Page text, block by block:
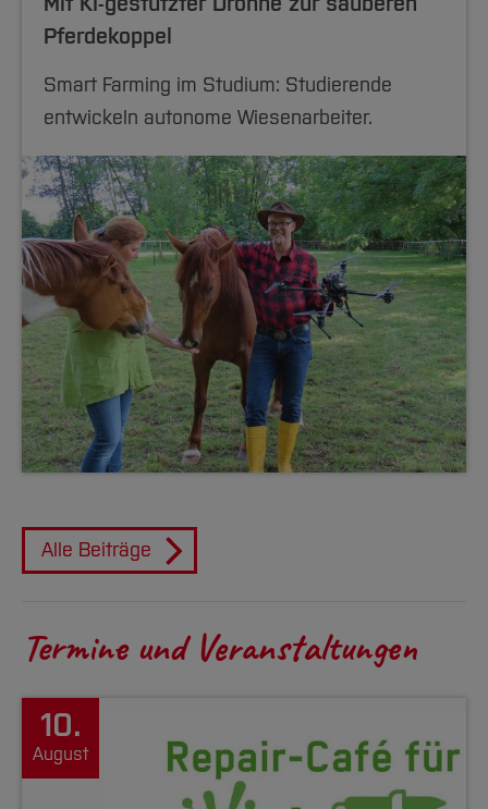
Pferdekoppel
Smart Farming im Studium: Studierende
entwickeln autonome Wiesenarbeiter.
Alle Beiträge
Termine und Veranstaltungen
10.
August